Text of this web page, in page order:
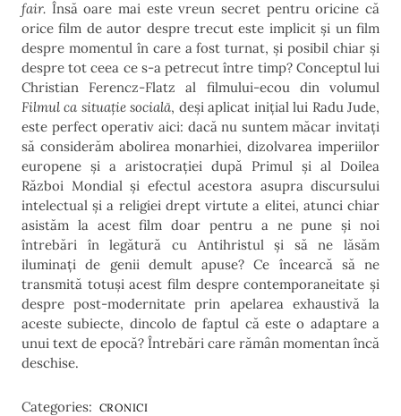
fair. Însă oare mai este vreun secret pentru oricine că
orice film de autor despre trecut este implicit și un film
despre momentul în care a fost turnat, și posibil chiar și
despre tot ceea ce s-a petrecut între timp? Conceptul lui
Christian Ferencz-Flatz al filmului-ecou din volumul
Filmul ca situație socială, deși aplicat inițial lui Radu Jude,
este perfect operativ aici: dacă nu suntem măcar invitați
să considerăm abolirea monarhiei, dizolvarea imperiilor
europene și a aristocrației după Primul și al Doilea
Război Mondial și efectul acestora asupra discursului
intelectual și a religiei drept virtute a elitei, atunci chiar
asistăm la acest film doar pentru a ne pune și noi
întrebări în legătură cu Antihristul și să ne lăsăm
iluminați de genii demult apuse? Ce încearcă să ne
transmită totuși acest film despre contemporaneitate și
despre post-modernitate prin apelarea exhaustivă la
aceste subiecte, dincolo de faptul că este o adaptare a
unui text de epocă? Întrebări care rămân momentan încă
deschise.
Categories: CRONICI